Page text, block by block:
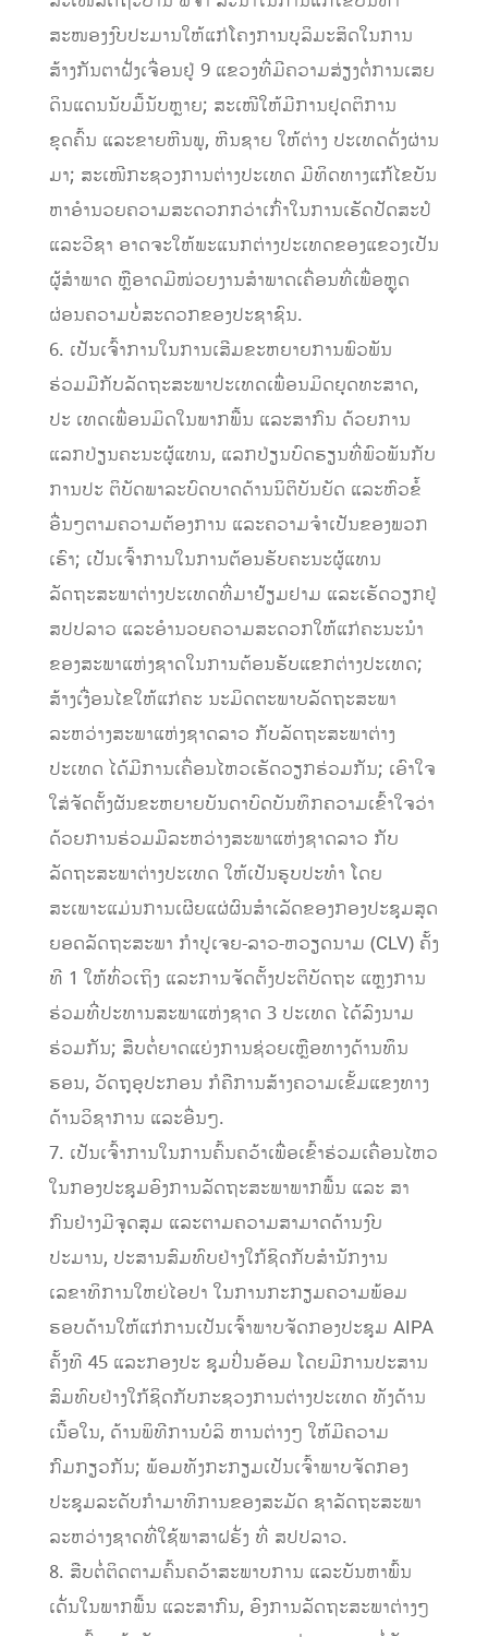
ສະໜອງງົບປະມານໃຫ້ແກ່ໂຄງການບຸລິມະສິດໃນການ
ສ້າງກັນຕາຝັ່ງເຈື່ອນຢູ່ 9 ແຂວງທີ່ມີຄວາມສ່ຽງຕໍ່ການເສຍ
ດິນແດນນັບມື້ນັບຫຼາຍ; ສະເໜີໃຫ້ມີການຢຸດຕິການ
ຂຸດຄົ້ນ ແລະຂາຍຫີນພູ, ຫີນຊາຍ ໃຫ້ຕ່າງ ປະເທດດັ່ງຜ່ານ
ມາ; ສະເໜີກະຊວງການຕ່າງປະເທດ ມີທິດທາງແກ້ໄຂບັນ
ຫາອໍານວຍຄວາມສະດວກກວ່າເກົ່າໃນການເຮັດປັດສະປໍ
ແລະວີຊາ ອາດຈະໃຫ້ພະແນກຕ່າງປະເທດຂອງແຂວງເປັນ
ຜູ້ສໍາພາດ ຫຼືອາດມີໜ່ວຍງານສໍາພາດເຄື່ອນທີ່ເພື່ອຫຼຸດ
ຜ່ອນຄວາມບໍ່ສະດວກຂອງປະຊາຊົນ.
6. ເປັນເຈົ້າການໃນການເສີມຂະຫຍາຍການພົວພັນ
ຮ່ວມມືກັບລັດຖະສະພາປະເທດເພື່ອນມິດຍຸດທະສາດ,
ປະ ເທດເພື່ອນມິດໃນພາກພື້ນ ແລະສາກົນ ດ້ວຍການ
ແລກປ່ຽນຄະນະຜູ້ແທນ, ແລກປ່ຽນບົດຮຽນທີ່ພົວພັນກັບ
ການປະ ຕິບັດພາລະບົດບາດດ້ານນິຕິບັນຍັດ ແລະຫົວຂໍ້
ອື່ນໆຕາມຄວາມຕ້ອງການ ແລະຄວາມຈໍາເປັນຂອງພວກ
ເຮົາ; ເປັນເຈົ້າການໃນການຕ້ອນຮັບຄະນະຜູ້ແທນ
ລັດຖະສະພາຕ່າງປະເທດທີ່ມາຢ້ຽມຢາມ ແລະເຮັດວຽກຢູ່
ສປປລາວ ແລະອໍານວຍຄວາມສະດວກໃຫ້ແກ່ຄະນະນໍາ
ຂອງສະພາແຫ່ງຊາດໃນການຕ້ອນຮັບແຂກຕ່າງປະເທດ;
ສ້າງເງື່ອນໄຂໃຫ້ແກ່ຄະ ນະມິດຕະພາບລັດຖະສະພາ
ລະຫວ່າງສະພາແຫ່ງຊາດລາວ ກັບລັດຖະສະພາຕ່າງ
ປະເທດ ໄດ້ມີການເຄື່ອນໄຫວເຮັດວຽກຮ່ວມກັນ; ເອົາໃຈ
ໃສ່ຈັດຕັ້ງຜັນຂະຫຍາຍບັນດາບົດບັນທຶກຄວາມເຂົ້າໃຈວ່າ
ດ້ວຍການຮ່ວມມືລະຫວ່າງສະພາແຫ່ງຊາດລາວ ກັບ
ລັດຖະສະພາຕ່າງປະເທດ ໃຫ້ເປັນຮູບປະທໍາ ໂດຍ
ສະເພາະແມ່ນການເຜີຍແຜ່ຜົນສໍາເລັດຂອງກອງປະຊຸມສຸດ
ຍອດລັດຖະສະພາ ກໍາປູເຈຍ-ລາວ-ຫວຽດນາມ (CLV) ຄັ້ງ
ທີ 1 ໃຫ້ທົ່ວເຖິງ ແລະການຈັດຕັ້ງປະຕິບັດຖະ ແຫຼງການ
ຮ່ວມທີ່ປະທານສະພາແຫ່ງຊາດ 3 ປະເທດ ໄດ້ລົງນາມ
ຮ່ວມກັນ; ສືບຕໍ່ຍາດແຍ່ງການຊ່ວຍເຫຼືອທາງດ້ານທຶນ
ຮອນ, ວັດຖຸອຸປະກອນ ກໍຄືການສ້າງຄວາມເຂັ້ມແຂງທາງ
ດ້ານວິຊາການ ແລະອື່ນໆ.
7. ເປັນເຈົ້າການໃນການຄົ້ນຄວ້າເພື່ອເຂົ້າຮ່ວມເຄື່ອນໄຫວ
ໃນກອງປະຊຸມອົງການລັດຖະສະພາພາກພື້ນ ແລະ ສາ
ກົນຢ່າງມີຈຸດສຸມ ແລະຕາມຄວາມສາມາດດ້ານງົບ
ປະມານ, ປະສານສົມທົບຢ່າງໃກ້ຊິດກັບສໍານັກງານ
ເລຂາທິການໃຫຍ່ໄອປາ ໃນການກະກຽມຄວາມພ້ອມ
ຮອບດ້ານໃຫ້ແກ່ການເປັນເຈົ້າພາບຈັດກອງປະຊຸມ AIPA
ຄັ້ງທີ 45 ແລະກອງປະ ຊຸມປິ່ນອ້ອມ ໂດຍມີການປະສານ
ສົມທົບຢ່າງໃກ້ຊິດກັບກະຊວງການຕ່າງປະເທດ ທັງດ້ານ
ເນື້ອໃນ, ດ້ານພິທີການບໍລິ ຫານຕ່າງໆ ໃຫ້ມີຄວາມ
ກົມກຽວກັນ; ພ້ອມທັງກະກຽມເປັນເຈົ້າພາບຈັດກອງ
ປະຊຸມລະດັບກໍາມາທິການຂອງສະມັດ ຊາລັດຖະສະພາ
ລະຫວ່າງຊາດທີ່ໃຊ້ພາສາຝຣັ່ງ ທີ່ ສປປລາວ.
8. ສືບຕໍ່ຕິດຕາມຄົ້ນຄວ້າສະພາບການ ແລະບັນຫາພົ້ນ
ເດັ່ນໃນພາກພື້ນ ແລະສາກົນ, ອົງການລັດຖະສະພາຕ່າງໆ